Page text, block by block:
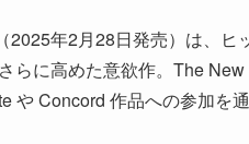
年2月28日発売）は、ヒ
らに高めた意欲作。The
や Concord 作品への参加を